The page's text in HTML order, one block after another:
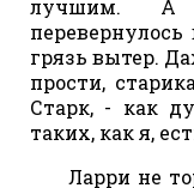
лучшим. А
грязь вытер.
прости,
Старк, - как
таких, как я,
Ларри не